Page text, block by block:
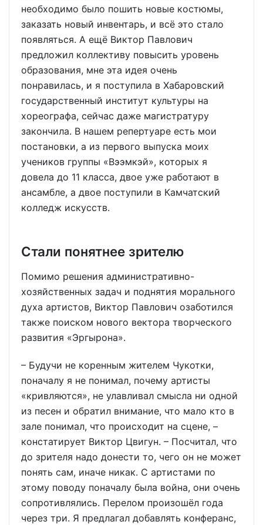
необходимо было пошить новые костюмы,
заказать новый инвентарь, и всё это стало
появляться. А ещё Виктор Павлович
предложил коллективу повысить уровень
образования, мне эта идея очень
понравилась, и я поступила в Хабаровский
государственный институт культуры на
хореографа, сейчас даже магистратуру
закончила. В нашем репертуаре есть мои
постановки, а из первого выпуска моих
учеников группы «Вээмкэй», которых я
довела до 11 класса, двое уже работают в
ансамбле, а двое поступили в Камчатский
колледж искусств.
Стали понятнее зрителю
Помимо решения административно-
хозяйственных задач и поднятия морального
духа артистов, Виктор Павлович озаботился
также поиском нового вектора творческого
развития «Эргырона».
– Будучи не коренным жителем Чукотки,
поначалу я не понимал, почему артисты
«кривляются», не улавливал смысла ни одной
из песен и обратил внимание, что мало кто в
зале понимал, что происходит на сцене, –
констатирует Виктор Цвигун. – Посчитал, что
до зрителя надо донести то, чего он не может
понять сам, иначе никак. С артистами по
этому поводу поначалу была война, они очень
сопротивлялись. Перелом произошёл года
через три. Я предлагал добавлять конферанс,